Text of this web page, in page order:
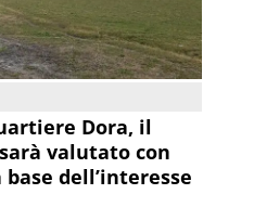
Dora, il
valutato con
dell’interesse